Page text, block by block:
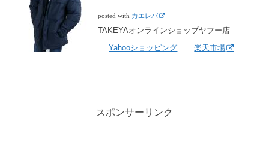
posted with カエレバ
TAKEYAオンラインショップヤフー店
Yahooショッピング
楽天市場
スポンサーリンク